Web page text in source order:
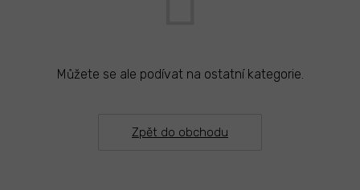
Můžete se ale podívat na ostatní kategorie.
Zpět do obchodu